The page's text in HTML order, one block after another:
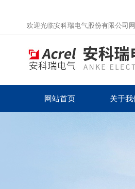
欢迎光临安科瑞电气股份有限公司网
网站首页 关于我